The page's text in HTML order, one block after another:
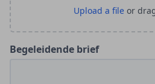
Begeleidende brief